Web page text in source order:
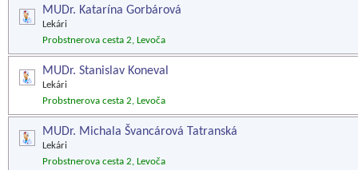
MUDr. Katarína Gorbárová
Lekári
Probstnerova cesta 2, Levoča
MUDr. Stanislav Koneval
Lekári
Probstnerova cesta 2, Levoča
MUDr. Michala Švancárová Tatranská
Lekári
Probstnerova cesta 2, Levoča